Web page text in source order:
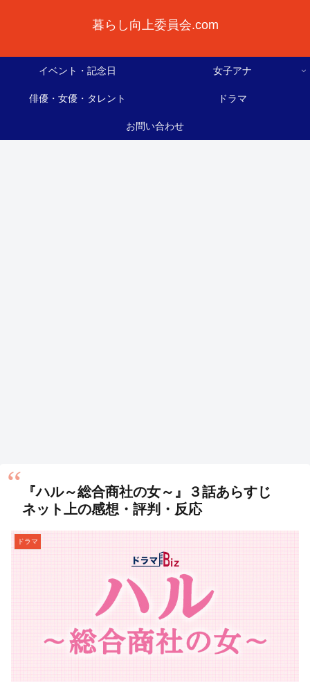
暮らし向上委員会.com
イベント・記念日 女子アナ
俳優・女優・タレント ドラマ
お問い合わせ
『ハル～総合商社の女～』３話あらすじ
ネット上の感想・評判・反応
ドラマ